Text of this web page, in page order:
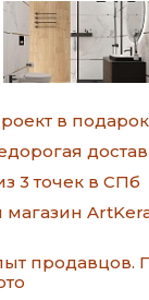
в подарок
3 точек в СПб